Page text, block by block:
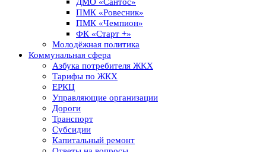
ДМО «Сантос»
ПМК «Ровесник»
ПМК «Чемпион»
ФК «Старт +»
Молодёжная политика
Коммунальная сфера
Азбука потребителя ЖКХ
Тарифы по ЖКХ
ЕРКЦ
Управляющие организации
Дороги
Транспорт
Субсидии
Капитальный ремонт